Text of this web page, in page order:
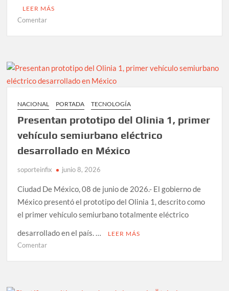
LEER MÁS
Comentaren
creada
IA
prevenir
pandemias
NACIONAL PORTADA TECNOLOGÍA
Presentan prototipo del Olinia 1, primer
vehículo semiurbano eléctrico
desarrollado en México
soporteinfix junio 8, 2026
Ciudad De México, 08 de junio de 2026.- El gobierno de
México presentó el prototipo del Olinia 1, descrito como
el primer vehículo semiurbano totalmente eléctrico
desarrollado en el país. …
LEER MÁS
Comentaren